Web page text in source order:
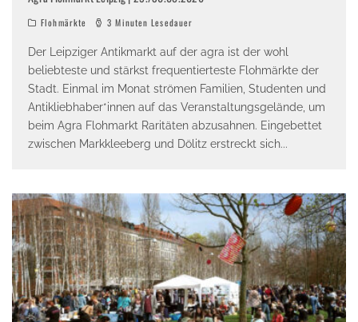
Flohmärkte 3 Minuten Lesedauer
Der Leipziger Antikmarkt auf der agra ist der wohl
beliebteste und stärkst frequentierteste Flohmärkte der
Stadt. Einmal im Monat strömen Familien, Studenten und
Antikliebhaber*innen auf das Veranstaltungsgelände, um
beim Agra Flohmarkt Raritäten abzusahnen. Eingebettet
zwischen Markkleeberg und Dölitz erstreckt sich...